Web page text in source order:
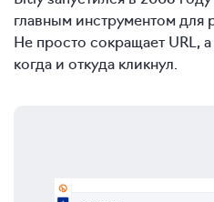
главным инструментом для
Не просто сокращает URL,
когда и откуда кликнул.